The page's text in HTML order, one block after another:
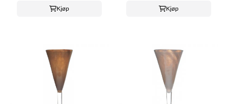
Kjøp Kjøp